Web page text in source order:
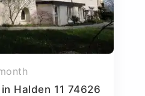
Halden 11 74626